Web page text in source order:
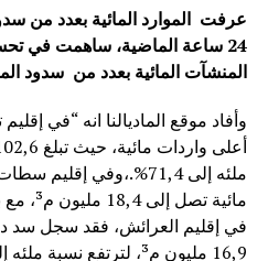
عرفت الموارد المائية بعدد من
24 ساعة الماضية، ساهمت في
المنشآت المائية بعدد من سدود
وأفاد موقع الماديالنا انه “في
ملئه إلى 71,4%.،وفي
في إقليم العرائش، فقد سجل سد
16,9 مليون م³، لترتفع نسبة ملئه إلى 37,5%.”